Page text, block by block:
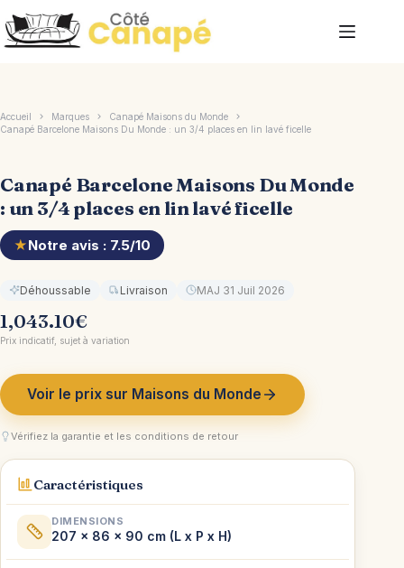
au
contenu
Accueil Marques
Canapé Maisons du Monde
Canapé Barcelone Maisons Du Monde : un 3/4 places en lin lavé ficelle
Canapé Barcelone Maisons Du Monde
: un 3/4 places en lin lavé ficelle
★Notre avis : 7.5/10
Déhoussable Livraison MAJ 31 Juil 2026
1,043.10€
Prix indicatif, sujet à variation
Voir le prix sur Maisons du Monde
Vérifiez la garantie et les conditions de retour
Caractéristiques
DIMENSIONS
207 x 86 x 90 cm (L x P x H)